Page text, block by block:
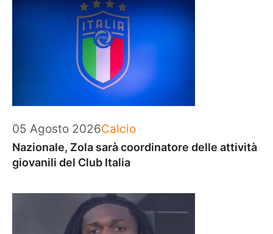
05 Agosto 2026Categorie
Calcio
Nazionale, Zola sarà coordinatore delle attività
giovanili del Club Italia